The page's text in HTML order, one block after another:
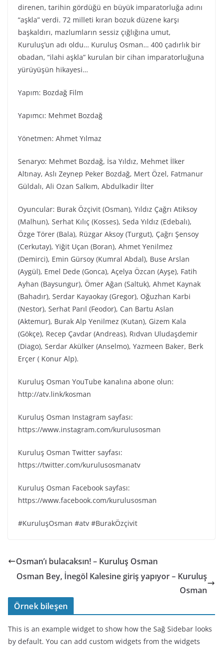
direnen, tarihin gördüğü en büyük imparatorluğa adını
“aşkla” verdi. 72 milleti kıran bozuk düzene karşı
başkaldırı, mazlumların sessiz çığlığına umut,
Kuruluş’un adı oldu… Kuruluş Osman… 400 çadırlık bir
obadan, “ilahi aşkla” kurulan bir cihan imparatorluğuna
yürüyüşün hikayesi…
Yapım: Bozdağ Film
Yapımcı: Mehmet Bozdağ
Yönetmen: Ahmet Yılmaz
Senaryo: Mehmet Bozdağ, İsa Yıldız, Mehmet İlker
Altınay, Aslı Zeynep Peker Bozdağ, Mert Özel, Fatmanur
Güldalı, Ali Ozan Salkım, Abdulkadir İlter
Oyuncular: Burak Özçivit (Osman), Yıldız Çağrı Atiksoy
(Malhun), Serhat Kılıç (Kosses), Seda Yıldız (Edebalı),
Özge Törer (Bala), Rüzgar Aksoy (Turgut), Çağrı Şensoy
(Cerkutay), Yiğit Uçan (Boran), Ahmet Yenilmez
(Demirci), Emin Gürsoy (Kumral Abdal), Buse Arslan
(Aygül), Emel Dede (Gonca), Açelya Özcan (Ayşe), Fatih
Ayhan (Baysungur), Ömer Ağan (Saltuk), Ahmet Kaynak
(Bahadır), Serdar Kayaokay (Gregor), Oğuzhan Karbi
(Nestor), Serhat Parıl (Feodor), Can Bartu Aslan
(Aktemur), Burak Alp Yenilmez (Kutan), Gizem Kala
(Gökçe), Recep Çavdar (Andreas), Rıdvan Uludaşdemir
(Diago), Serdar Akülker (Anselmo), Yazmeen Baker, Berk
Erçer ( Konur Alp).
Kuruluş Osman YouTube kanalına abone olun:
http://atv.link/kosman
Kuruluş Osman Instagram sayfası:
https://www.instagram.com/kurulusosman
Kuruluş Osman Twitter sayfası:
https://twitter.com/kurulusosmanatv
Kuruluş Osman Facebook sayfası:
https://www.facebook.com/kurulusosman
#KuruluşOsman #atv #BurakÖzçivit
Osman’ı bulacaksın! – Kuruluş Osman
Osman Bey, İnegöl Kalesine giriş yapıyor – Kuruluş
Osman
Örnek bileşen
This is an example widget to show how the Sağ Sidebar looks
by default. You can add custom widgets from the widgets